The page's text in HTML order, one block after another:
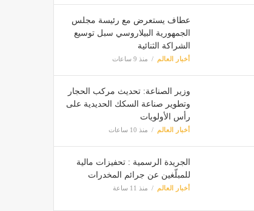
عطاف يستعرض مع رئيسة مجلس
الجمهورية البيلاروسي سبل توسيع
الشراكة الثنائية
أخبار العالم منذ 9 ساعات
وزير الصناعة: تحديث مركب الحجار
وتطوير صناعة السكك الحديدية على
رأس الأولويات
أخبار العالم منذ 10 ساعات
الجريدة الرسمية : تحفيزات مالية
للمبلّغين عن جرائم المخدرات
أخبار العالم منذ 11 ساعة